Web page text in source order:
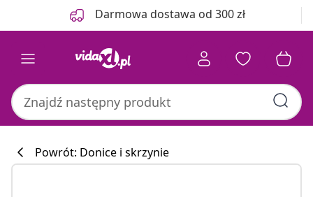
Darmowa dostawa od 300 zł
Powrót: Donice i skrzynie